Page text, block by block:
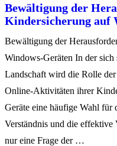
Bewältigung der
Kindersicherung auf
Bewältigung der
Windows-Geräten In der
Landschaft wird die Rolle
Online-Aktivitäten ihrer
Geräte eine häufige Wahl für
Verständnis und die
nur eine Frage der …